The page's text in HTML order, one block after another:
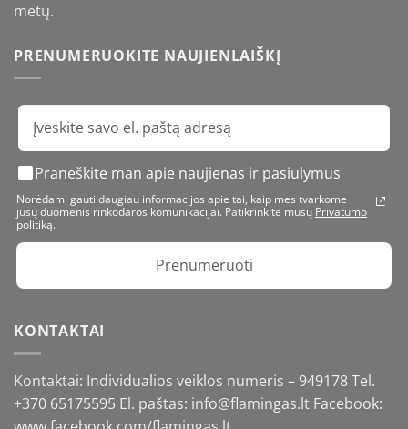
metų.
PRENUMERUOKITE NAUJIENLAIŠKĮ
Praneškite man apie naujienas ir pasiūlymus
Norėdami gauti daugiau informacijos apie tai, kaip mes tvarkome
jūsų duomenis rinkodaros komunikacijai. Patikrinkite mūsų Privatumo
politiką.
Prenumeruoti
KONTAKTAI
Kontaktai: Individualios veiklos numeris – 949178 Tel.
+370 65175595 El. paštas: info@flamingas.lt Facebook: